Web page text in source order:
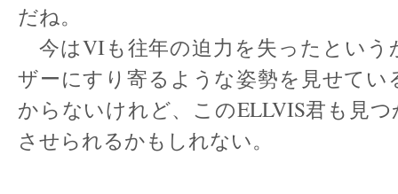
だね。
今はVIも往年の迫力を失ったという
ザーにすり寄るような姿勢を見せてい
からないけれど、このELLVIS君も見
させられるかもしれない。